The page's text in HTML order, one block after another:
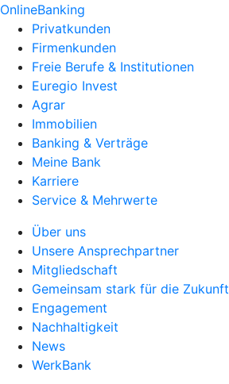
OnlineBanking
Privatkunden
Firmenkunden
Freie Berufe & Institutionen
Euregio Invest
Agrar
Immobilien
Banking & Verträge
Meine Bank
Karriere
Service & Mehrwerte
Über uns
Unsere Ansprechpartner
Mitgliedschaft
Gemeinsam stark für die Zukunft
Engagement
Nachhaltigkeit
News
WerkBank